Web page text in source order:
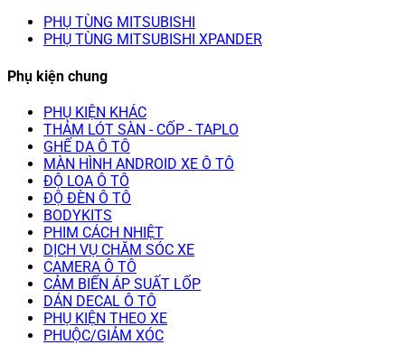
PHỤ TÙNG MITSUBISHI
PHỤ TÙNG MITSUBISHI XPANDER
Phụ kiện chung
PHỤ KIỆN KHÁC
THẢM LÓT SÀN - CỐP - TAPLO
GHẾ DA Ô TÔ
MÀN HÌNH ANDROID XE Ô TÔ
ĐỘ LOA Ô TÔ
ĐỘ ĐÈN Ô TÔ
BODYKITS
PHIM CÁCH NHIỆT
DỊCH VỤ CHĂM SÓC XE
CAMERA Ô TÔ
CẢM BIẾN ÁP SUẤT LỐP
DÁN DECAL Ô TÔ
PHỤ KIỆN THEO XE
PHUỘC/GIẢM XÓC